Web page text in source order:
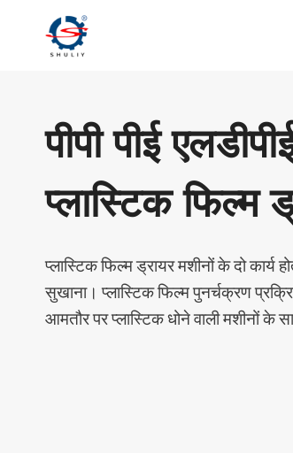
पीपी पीई
प्लास्टिक फिल्म
प्लास्टिक फिल्म ड्रायर मशीनों के दो कार्य
सुखाना। प्लास्टिक फिल्म पुनर्चक्रण
आमतौर पर प्लास्टिक धोने वाली मशीनों